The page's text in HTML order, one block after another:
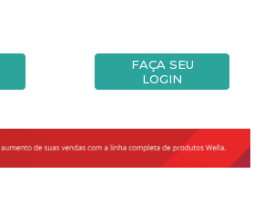
FAÇA SEU
LOGIN